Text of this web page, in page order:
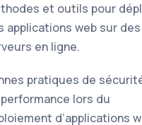
et outils pour
applications web sur des
en ligne.
pratiques de
lors du
d’applications